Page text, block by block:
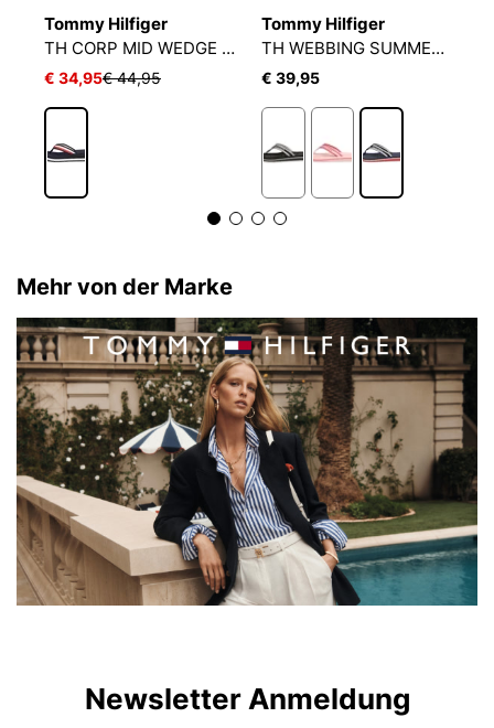
Tommy Hilfiger
TH CORP MID WEDGE BEACH SANDAL
€ 34,95€ 44,95
Tommy Hilfiger
TH WEBBING SUMMER SANDAL
€ 39,95
Mehr von der Marke
Newsletter Anmeldung